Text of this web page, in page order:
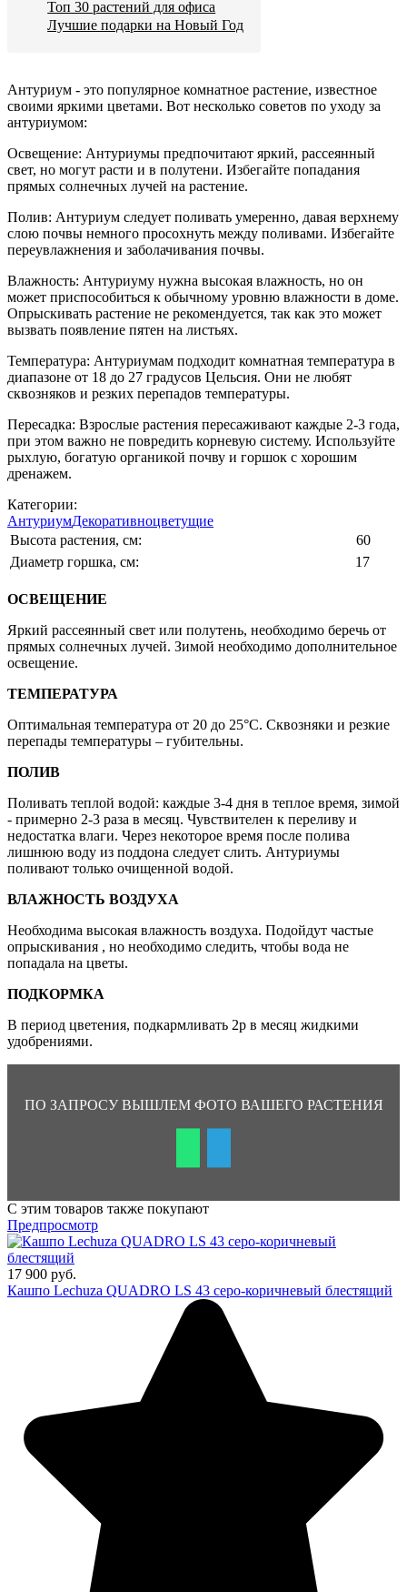
Топ 30 растений для офиса
Лучшие подарки на Новый Год
Антуриум - это популярное комнатное растение, известное
своими яркими цветами. Вот несколько советов по уходу за
антуриумом:
Освещение: Антуриумы предпочитают яркий, рассеянный
свет, но могут расти и в полутени. Избегайте попадания
прямых солнечных лучей на растение.
Полив: Антуриум следует поливать умеренно, давая верхнему
слою почвы немного просохнуть между поливами. Избегайте
переувлажнения и заболачивания почвы.
Влажность: Антуриуму нужна высокая влажность, но он
может приспособиться к обычному уровню влажности в доме.
Опрыскивать растение не рекомендуется, так как это может
вызвать появление пятен на листьях.
Температура: Антуриумам подходит комнатная температура в
диапазоне от 18 до 27 градусов Цельсия. Они не любят
сквозняков и резких перепадов температуры.
Пересадка: Взрослые растения пересаживают каждые 2-3 года,
при этом важно не повредить корневую систему. Используйте
рыхлую, богатую органикой почву и горшок с хорошим
дренажем.
Категории:
АнтуриумДекоративноцветущие
Высота растения, см:
60
Диаметр горшка, см:
17
ОСВЕЩЕНИЕ
Яркий рассеянный свет или полутень, необходимо беречь от
прямых солнечных лучей. Зимой необходимо дополнительное
освещение.
ТЕМПЕРАТУРА
Оптимальная температура от 20 до 25°C. Сквозняки и резкие
перепады температуры – губительны.
ПОЛИВ
Поливать теплой водой: каждые 3-4 дня в теплое время, зимой
- примерно 2-3 раза в месяц. Чувствителен к переливу и
недостатка влаги. Через некоторое время после полива
лишнюю воду из поддона следует слить. Антуриумы
поливают только очищенной водой.
ВЛАЖНОСТЬ ВОЗДУХА
Необходима высокая влажность воздуха. Подойдут частые
опрыскивания , но необходимо следить, чтобы вода не
попадала на цветы.
ПОДКОРМКА
В период цветения, подкармливать 2р в месяц жидкими
удобрениями.
ПО ЗАПРОСУ ВЫШЛЕМ ФОТО ВАШЕГО РАСТЕНИЯ
С этим товаров также покупают
Предпросмотр
17 900 руб.
Кашпо Lechuza QUADRO LS 43 серо-коричневый блестящий